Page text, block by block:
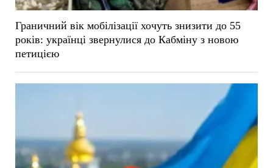
Граничний вік мобілізації хочуть знизити до 55
років: українці звернулися до Кабміну з новою
петицією